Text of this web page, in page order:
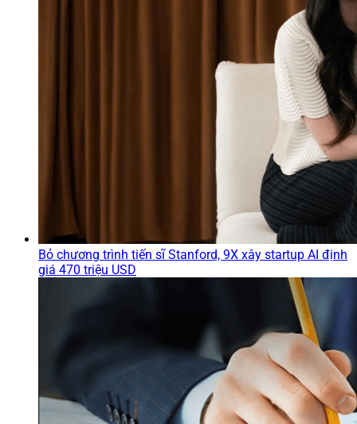
Bỏ chương trình tiến sĩ Stanford, 9X xây startup AI định
giá 470 triệu USD